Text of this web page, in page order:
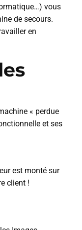
vous
de secours.
en
« perdue
et ses
est monté sur
client !